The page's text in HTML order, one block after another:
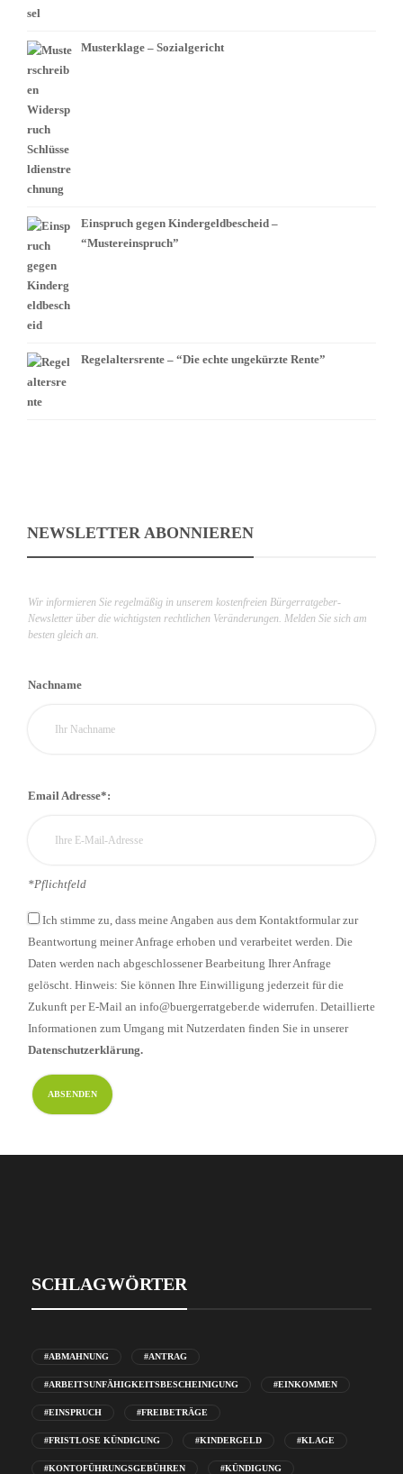
Musterklage – Sozialgericht
Einspruch gegen Kindergeldbescheid –
“Mustereinspruch”
Regelaltersrente – “Die echte ungekürzte Rente”
NEWSLETTER ABONNIEREN
Wir informieren Sie regelmäßig in unserem kostenfreien Bürgerratgeber-
Newsletter über die wichtigsten rechtlichen Veränderungen. Melden Sie sich am
besten gleich an.
Nachname
Email Adresse*:
*Pflichtfeld
Ich stimme zu, dass meine Angaben aus dem Kontaktformular zur
Beantwortung meiner Anfrage erhoben und verarbeitet werden. Die
Daten werden nach abgeschlossener Bearbeitung Ihrer Anfrage
gelöscht. Hinweis: Sie können Ihre Einwilligung jederzeit für die
Zukunft per E-Mail an info@buergerratgeber.de widerrufen. Detaillierte
Informationen zum Umgang mit Nutzerdaten finden Sie in unserer
Datenschutzerklärung.
SCHLAGWÖRTER
#ABMAHNUNG #ANTRAG
#ARBEITSUNFÄHIGKEITSBESCHEINIGUNG #EINKOMMEN
#EINSPRUCH #FREIBETRÄGE
#FRISTLOSE KÜNDIGUNG #KINDERGELD #KLAGE
#KONTOFÜHRUNGSGEBÜHREN #KÜNDIGUNG